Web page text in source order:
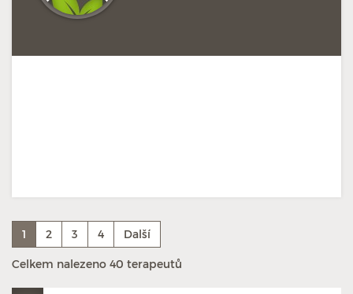
1 2 3 4 Další
Celkem nalezeno 40 terapeutů